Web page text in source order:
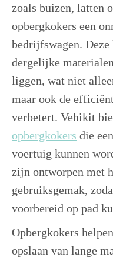
zoals buizen, latten
opbergkokers een
bedrijfswagen.
dergelijke
liggen, wat niet
maar ook de
verbetert. Vehikit
opbergkokers die
voertuig kunnen
zijn ontworpen met
gebruiksgemak,
voorbereid op pad
Opbergkokers
opslaan van lange